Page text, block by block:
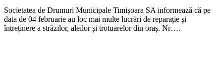
Societatea de Drumuri Municipale Timișoara SA informează că pe
data de 04 februarie au loc mai multe lucrări de reparație și
întreținere a străzilor, aleilor și trotuarelor din oraș. Nr….